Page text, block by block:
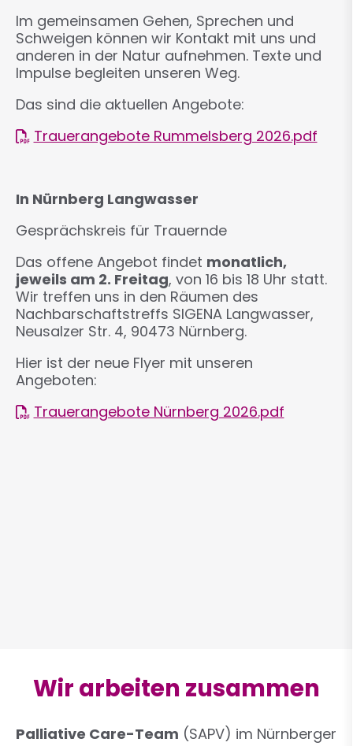
Im gemeinsamen Gehen, Sprechen und
Schweigen können wir Kontakt mit uns und
anderen in der Natur aufnehmen. Texte und
Impulse begleiten unseren Weg.
Das sind die aktuellen Angebote:
Trauerangebote Rummelsberg 2026.pdf
In Nürnberg Langwasser
Gesprächskreis für Trauernde
Das offene Angebot findet monatlich,
jeweils am 2. Freitag, von 16 bis 18 Uhr statt.
Wir treffen uns in den Räumen des
Nachbarschaftstreffs SIGENA Langwasser,
Neusalzer Str. 4, 90473 Nürnberg.
Hier ist der neue Flyer mit unseren
Angeboten:
Trauerangebote Nürnberg 2026.pdf
Wir arbeiten zusammen
Palliative Care-Team (SAPV) im Nürnberger